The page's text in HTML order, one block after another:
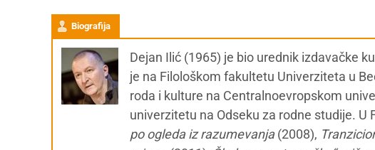
Biografija
Dejan Ilić (1965) je bio urednik izdavačke
je na Filološkom fakultetu Univerziteta u
roda i kulture na Centralnoevropskom
univerzitetu na Odseku za rodne studije. U
po ogleda iz razumevanja(2008),